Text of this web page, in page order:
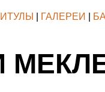
ГАЛЕРЕИ